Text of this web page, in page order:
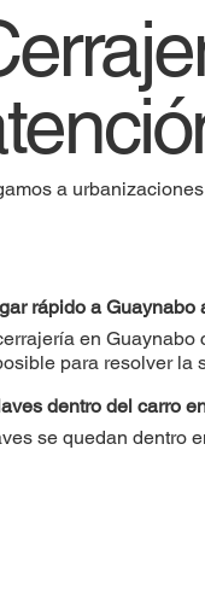
a
rápido a Guaynabo
en
para resolver la
dentro del carro
se quedan dentro